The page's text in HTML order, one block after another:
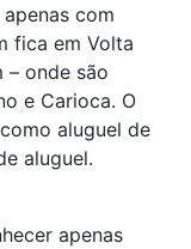
com
fica em Volta
– onde são
e Carioca. O
aluguel de
aluguel.
apenas